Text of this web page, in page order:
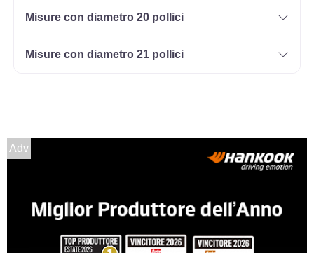
Misure con diametro 20 pollici
Misure con diametro 21 pollici
Adv